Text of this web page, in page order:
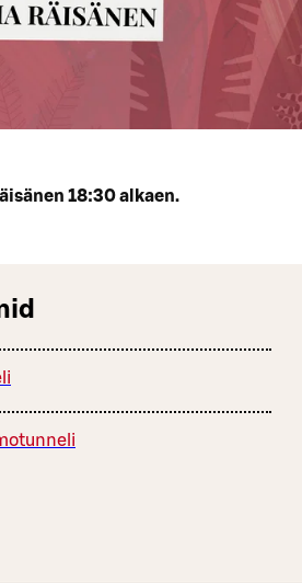
18:30 alkaen.